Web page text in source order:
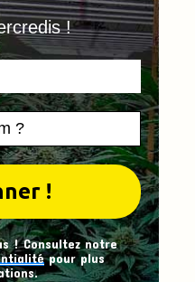
!
! Consultez notre
pour plus